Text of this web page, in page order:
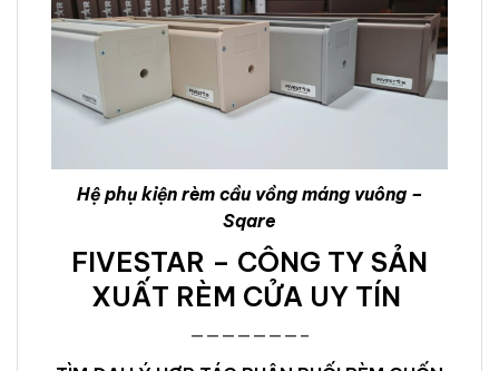
Hệ phụ kiện rèm cầu vồng máng vuông –
Sqare
FIVESTAR – CÔNG TY SẢN
XUẤT RÈM CỬA UY TÍN
———————–